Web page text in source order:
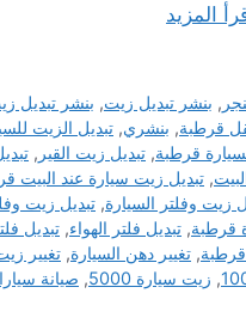
المزيد
, بنشر تبديل زيت, بنشر تبديل
قرطبة, بنشري, تبديل الزيت
قرطبة, تبديل زيت القير ,
, تبديل زيت سيارة عند البيت
زيت وفلتر السيارة, تبديل زيت
قرطبة, تبديل فلتر الهواء, تبديل
, تغيير دهن السيارة, تغيير
, زيت سيارة 5000 , صيانة